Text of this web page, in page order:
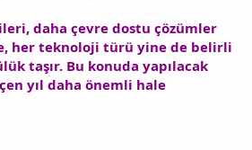
daha çevre dostu çözümler
her teknoloji türü yine de belirli
taşır. Bu konuda yapılacak
yıl daha önemli hale